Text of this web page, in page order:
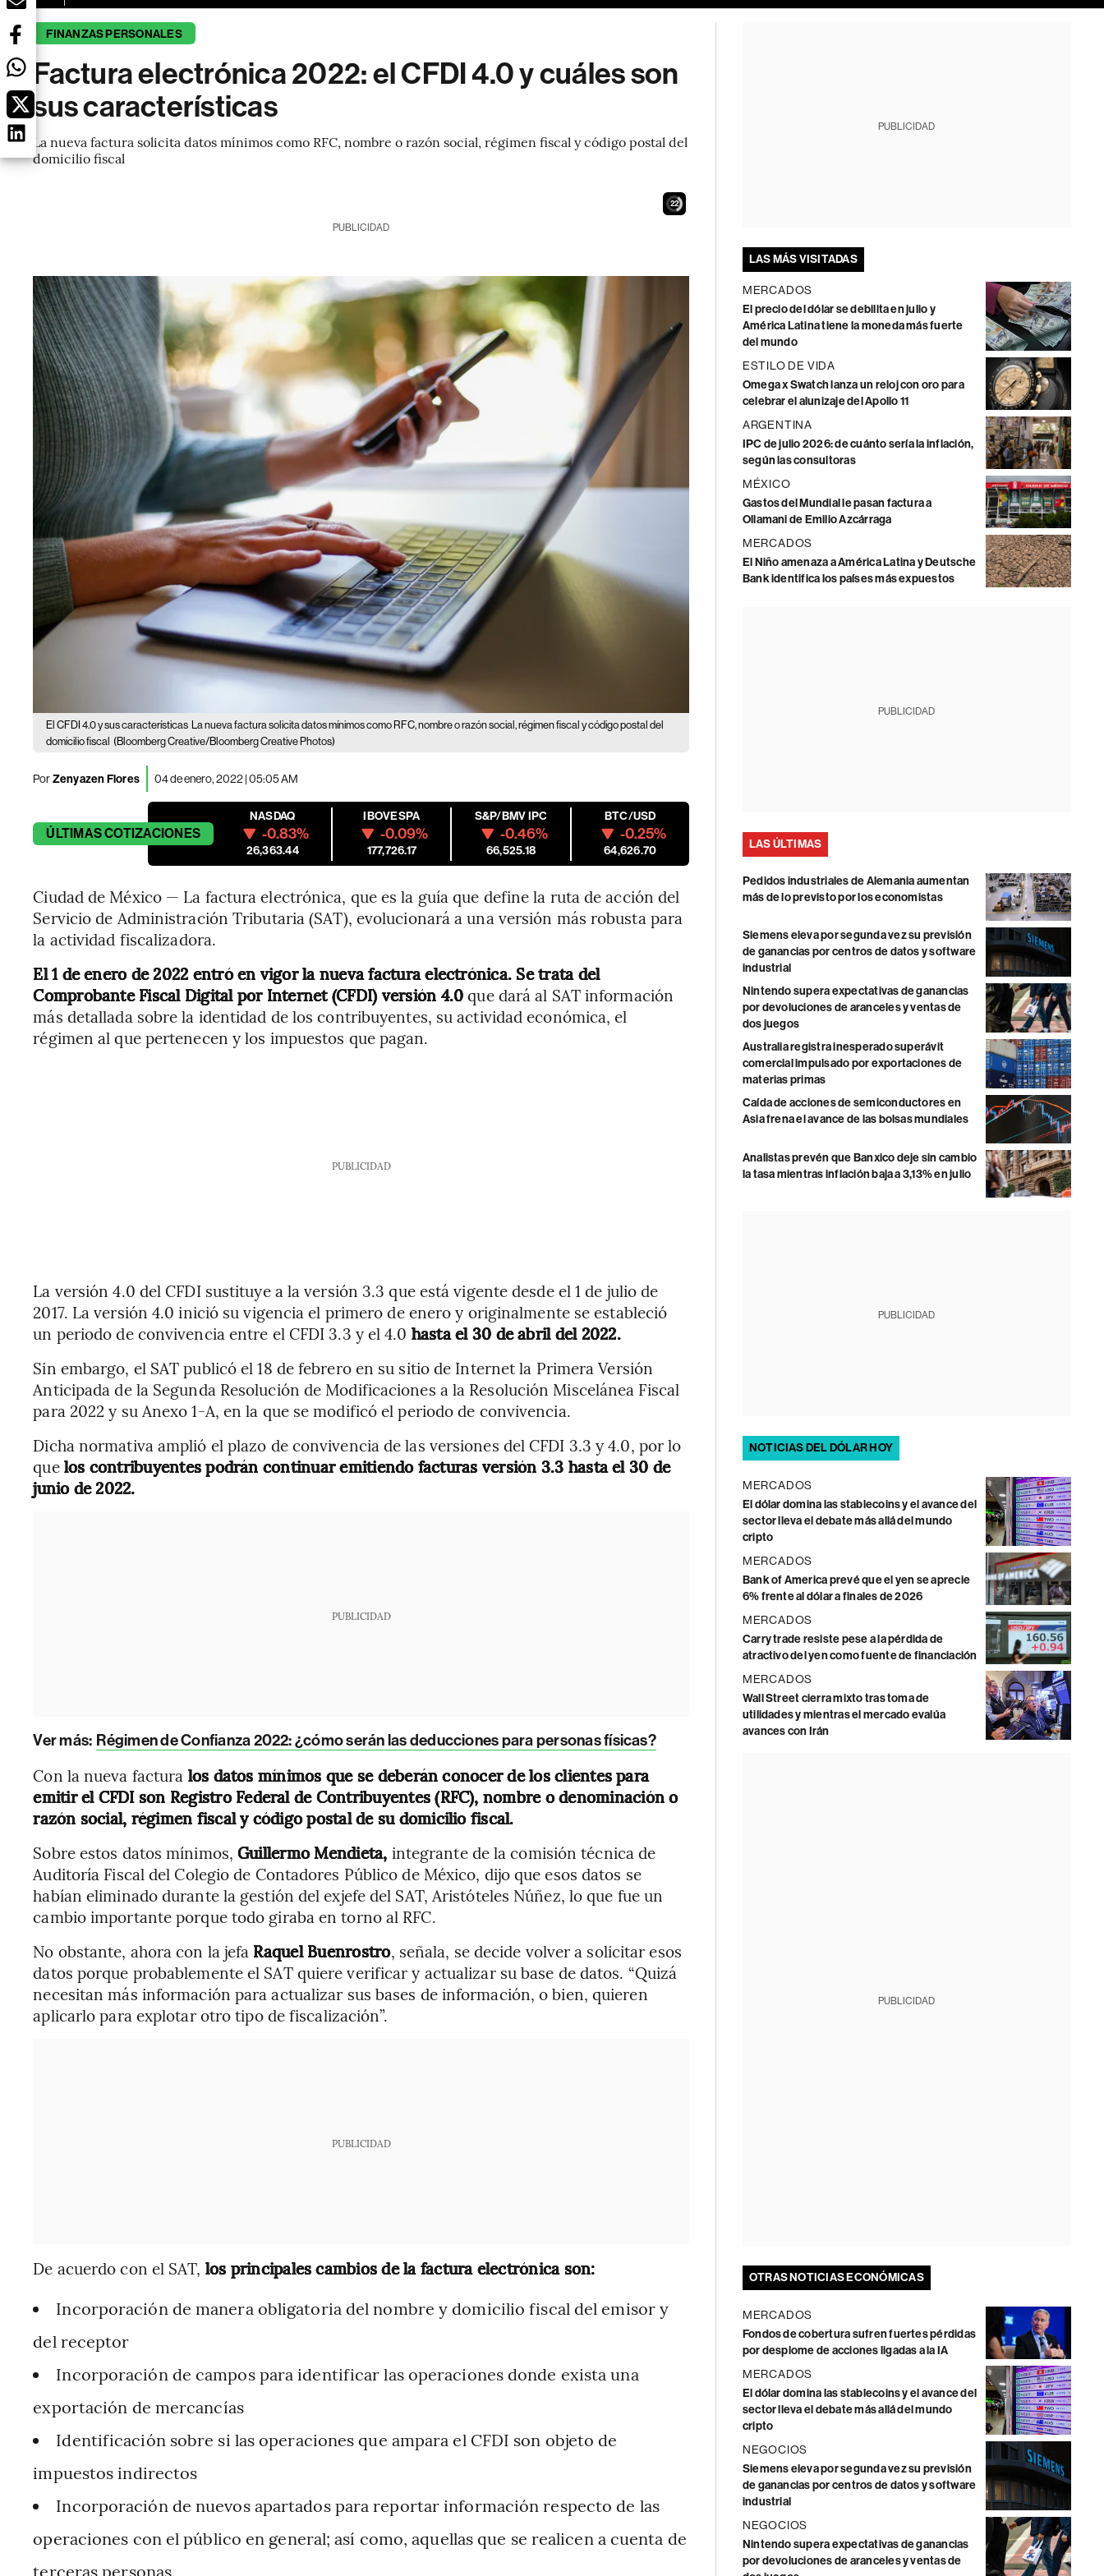
FINANZAS PERSONALES
Factura electrónica 2022: el CFDI 4.0 y cuáles son
sus características
La nueva factura solicita datos mínimos como RFC, nombre o razón social, régimen fiscal y código postal del
domicilio fiscal
21
PUBLICIDAD
El CFDI 4.0 y sus características La nueva factura solicita datos mínimos como RFC, nombre o razón social, régimen fiscal y código postal del
domicilio fiscal (Bloomberg Creative/Bloomberg Creative Photos)
PorZenyazen Flores 04 de enero, 2022 | 05:05 AM
ÚLTIMASCOTIZACIONES
NASDAQ
-0.83%
26,363.44
IBOVESPA
-0.09%
177,726.17
S&P/BMV IPC
-0.46%
66,525.18
BTC/USD
-0.25%
64,626.70
Ciudad de México — La factura electrónica, que es la guía que define la ruta de acción del
Servicio de Administración Tributaria (SAT), evolucionará a una versión más robusta para
la actividad fiscalizadora.
El 1 de enero de 2022 entró en vigor la nueva factura electrónica. Se trata del
Comprobante Fiscal Digital por Internet (CFDI) versión 4.0que dará al SAT información
más detallada sobre la identidad de los contribuyentes, su actividad económica, el
régimen al que pertenecen y los impuestos que pagan.
PUBLICIDAD
La versión 4.0 del CFDI sustituye a la versión 3.3 que está vigente desde el 1 de julio de
2017. La versión 4.0 inició su vigencia el primero de enero y originalmente se estableció
un periodo de convivencia entre el CFDI 3.3 y el 4.0 hasta el 30 de abril del 2022.
Sin embargo, el SAT publicó el 18 de febrero en su sitio de Internet la Primera Versión
Anticipada de la Segunda Resolución de Modificaciones a la Resolución Miscelánea Fiscal
para 2022 y su Anexo 1-A, en la que se modificó el periodo de convivencia.
Dicha normativa amplió el plazo de convivencia de las versiones del CFDI 3.3 y 4.0, por lo
quelos contribuyentes podrán continuar emitiendo facturas versión 3.3 hasta el 30 de
junio de 2022.
PUBLICIDAD
Ver más: Régimen de Confianza 2022: ¿cómo serán las deducciones para personas físicas?
Con la nueva factura los datos mínimos que se deberán conocer de los clientes para
emitir el CFDI son Registro Federal de Contribuyentes (RFC), nombre o denominación o
razón social, régimen fiscal y código postal de su domicilio fiscal.
Sobre estos datos mínimos,Guillermo Mendieta, integrante de la comisión técnica de
Auditoría Fiscal del Colegio de Contadores Público de México, dijo que esos datos se
habían eliminado durante la gestión del exjefe del SAT, Aristóteles Núñez, lo que fue un
cambio importante porque todo giraba en torno al RFC.
No obstante, ahora con la jefa Raquel Buenrostro, señala, se decide volver a solicitar esos
datos porque probablemente el SAT quiere verificar y actualizar su base de datos. “Quizá
necesitan más información para actualizar sus bases de información, o bien, quieren
aplicarlo para explotar otro tipo de fiscalización”.
PUBLICIDAD
De acuerdo con el SAT, los principales cambios de la factura electrónica son:
Incorporación de manera obligatoria del nombre y domicilio fiscal del emisor y
del receptor
Incorporación de campos para identificar las operaciones donde exista una
exportación de mercancías
Identificación sobre si las operaciones que ampara el CFDI son objeto de
impuestos indirectos
Incorporación de nuevos apartados para reportar información respecto de las
operaciones con el público en general; así como, aquellas que se realicen a cuenta de
terceras personas
PUBLICIDAD
LAS MÁS VISITADAS
MERCADOS
El precio del dólar se debilita en julio y
América Latina tiene la moneda más fuerte
del mundo
ESTILO DE VIDA
Omega x Swatch lanza un reloj con oro para
celebrar el alunizaje del Apollo 11
ARGENTINA
IPC de julio 2026: de cuánto sería la inflación,
según las consultoras
MÉXICO
Gastos del Mundial le pasan factura a
Ollamani de Emilio Azcárraga
MERCADOS
El Niño amenaza a América Latina y Deutsche
Bank identifica los países más expuestos
PUBLICIDAD
LAS ÚLTIMAS
Pedidos industriales de Alemania aumentan
más de lo previsto por los economistas
Siemens eleva por segunda vez su previsión
de ganancias por centros de datos y software
industrial
Nintendo supera expectativas de ganancias
por devoluciones de aranceles y ventas de
dos juegos
Australia registra inesperado superávit
comercial impulsado por exportaciones de
materias primas
Caída de acciones de semiconductores en
Asia frena el avance de las bolsas mundiales
Analistas prevén que Banxico deje sin cambio
la tasa mientras inflación baja a 3,13% en julio
PUBLICIDAD
NOTICIAS DEL DÓLAR HOY
MERCADOS
El dólar domina las stablecoins y el avance del
sector lleva el debate más allá del mundo
cripto
MERCADOS
Bank of America prevé que el yen se aprecie
6% frente al dólar a finales de 2026
MERCADOS
Carry trade resiste pese a la pérdida de
atractivo del yen como fuente de financiación
MERCADOS
Wall Street cierra mixto tras toma de
utilidades y mientras el mercado evalúa
avances con Irán
PUBLICIDAD
OTRAS NOTICIAS ECONÓMICAS
MERCADOS
Fondos de cobertura sufren fuertes pérdidas
por desplome de acciones ligadas a la IA
MERCADOS
El dólar domina las stablecoins y el avance del
sector lleva el debate más allá del mundo
cripto
NEGOCIOS
Siemens eleva por segunda vez su previsión
de ganancias por centros de datos y software
industrial
NEGOCIOS
Nintendo supera expectativas de ganancias
por devoluciones de aranceles y ventas de